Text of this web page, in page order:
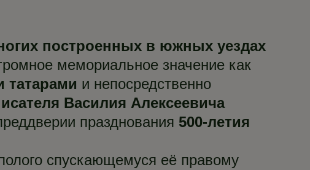
построенных в южных уездах
мемориальное значение как
татарами и непосредственно
Василия Алексеевича
празднования 500-летия
спускающемуся её правому